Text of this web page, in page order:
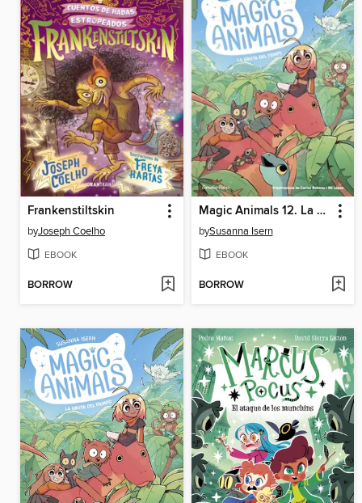
Frankenstiltskin
byJoseph Coelho
EBOOK
BORROW
Magic Animals 12. La gruta del Temps
bySusanna Isern
EBOOK
BORROW